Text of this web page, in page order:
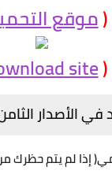
(موقع
(
site
في الأصدار